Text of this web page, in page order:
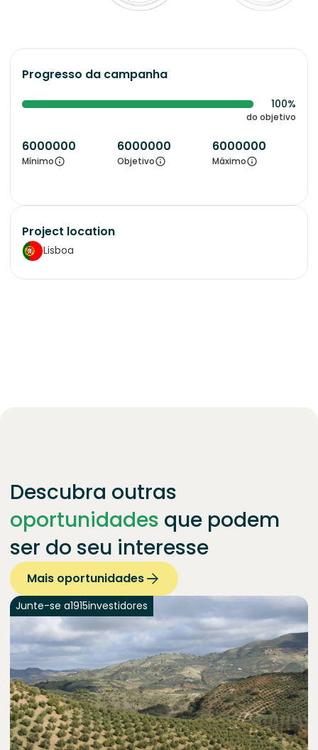
Progresso da campanha
100%
do objetivo
6000000
Mínimo
6000000
Objetivo
6000000
Máximo
Project location
Lisboa
Descubra outras
oportunidades que podem
ser do seu interesse
Mais oportunidades
Junte-se a1915investidores